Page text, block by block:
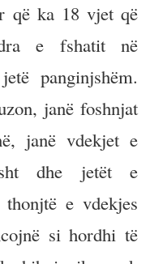
që ka 18 vjet që
e fshatit në
panginjshëm.
janë foshnjat
janë vdekjet e
dhe jetët e
e vdekjes
si hordhi të